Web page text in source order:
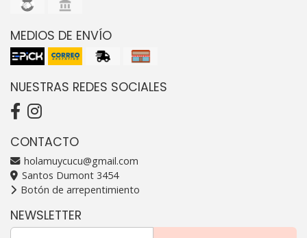
MEDIOS DE ENVÍO
NUESTRAS REDES SOCIALES
CONTACTO
holamuycucu@gmail.com
Santos Dumont 3454
Botón de arrepentimiento
NEWSLETTER